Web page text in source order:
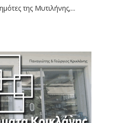
της Μυτιλήνης,...